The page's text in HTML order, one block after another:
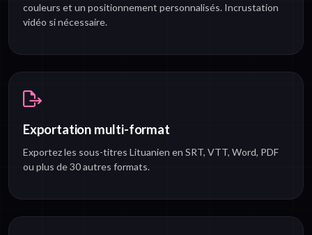
couleurs et un positionnement personnalisés. Incrustation
vidéo si nécessaire.
Exportation multi-format
Exportez les sous-titres Lituanien en SRT, VTT, Word, PDF
ou plus de 30 autres formats.